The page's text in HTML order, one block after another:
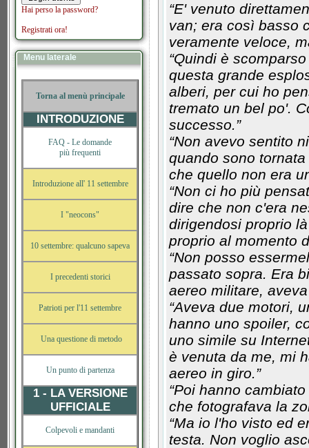
Hai perso la password?
Registrati ora!
Menu laterale
Torna al menù principale
INTRODUZIONE
FAQ - Le domande
più frequenti
Introduzione all' 11 settembre
I "neocons"
10 settembre: qualcuno sapeva
I precedenti storici
Patrioti per l'11 settembre
Una questione di metodo
Un punto di partenza
1 - LA VERSIONE
UFFICIALE
Colpevoli e mandanti
“E' venuto
van; era così basso
veramente veloce,
“Quindi è
questa grande
alberi, per cui ho
tremato un bel po'.
successo.”
“Non avevo sentito
quando sono
che quello non era
“Non ci ho più
dire che non c'era
dirigendosi proprio
proprio al momento
“Non posso
passato sopra. Era
aereo militare,
“Aveva due motori,
hanno uno spoiler,
uno simile su
è venuta da me, mi
aereo in giro.”
“Poi hanno
che fotografava la
“Ma io l'ho visto ed
testa. Non voglio